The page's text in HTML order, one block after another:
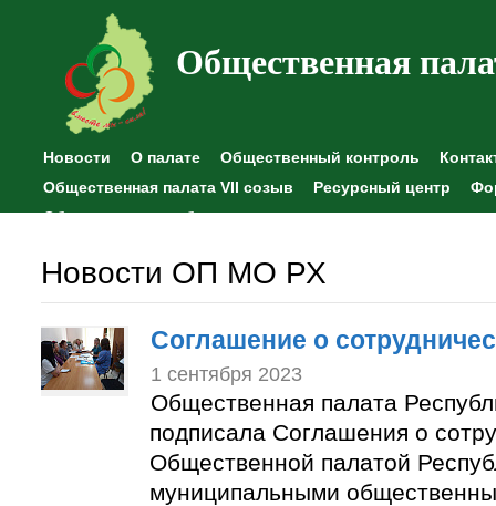
Общественная
Новости О палате Общественный контроль
Общественная палата VII созыв
Ресурсный центр
Общественные наблюдения
Новости ОП МО РХ
Соглашение о
1 сентября 2023
Общественная палата
подписала Соглашения о
Общественной палатой
муниципальными